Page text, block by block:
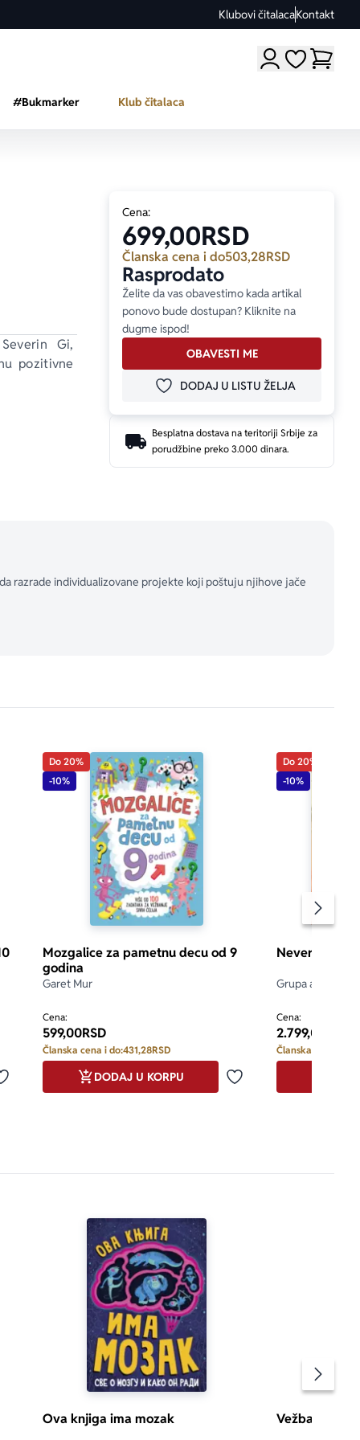
Klubovi čitalacaKontakt
Moji omiljeni
#Bukmarker Klub čitalaca
Gi,
pozitivne
i da je
potrebama,
Cena:
699,00RSD
Članska cena i do503,28RSD
Rasprodato
Želite da vas obavestimo kada artikal
ponovo bude dostupan? Kliknite na
dugme ispod!
OBAVESTI ME
DODAJ U OMILJENE
DODAJ U LISTU ŽELJA
Besplatna dostava na teritoriji Srbije za
porudžbine preko 3.000 dinara.
razrade individualizovane projekte koji poštuju njihove jače
Dodaj u omiljene
Do 20%
-10%
Mozgalice za pametnu decu od 9
godina
Garet Mur
Cena:
599,00RSD
Članska cena i do:431,28RSD
Dodaj u omiljene
DODAJ U KORPU
Do 20%
-10%
Neverovatan
Grupa autora
Cena:
2.799,00
Članska cena i do:
Ova knjiga ima mozak Vežbaj